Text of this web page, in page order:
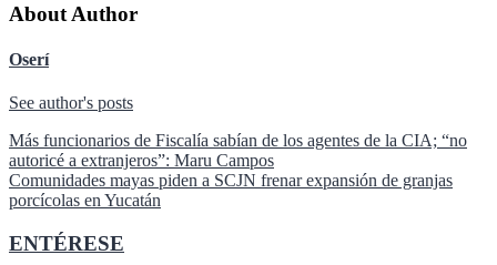
About Author
Oserí
See author's posts
Navegación
de
entradas
Más funcionarios de Fiscalía sabían de los agentes de la CIA; “no
autoricé a extranjeros”: Maru Campos
Comunidades mayas piden a SCJN frenar expansión de granjas
porcícolas en Yucatán
ENTÉRESE